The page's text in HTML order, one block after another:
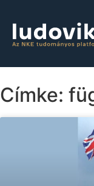
Címke: